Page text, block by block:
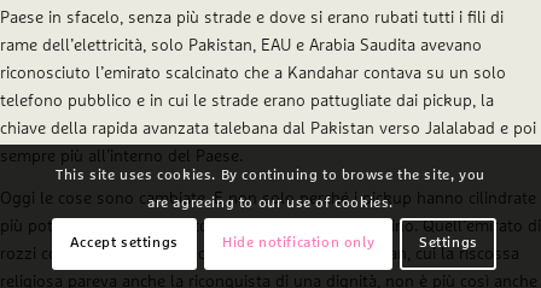
Paese in sfacelo, senza più strade e dove si erano rubati tutti i fili di
rame dell’elettricità, solo Pakistan, EAU e Arabia Saudita avevano
riconosciuto l’emirato scalcinato che a Kandahar contava su un solo
telefono pubblico e in cui le strade erano pattugliate dai pickup, la
chiave della rapida avanzata talebana dal Pakistan verso Jalalabad e poi
sempre più all’interno del Paese.
Oggi le cose sono cambiate. E non solo perché i pickup hanno cilindrate
più potenti o perché ogni combattente ha un telefonino. Quell’emirato di
rozzi contadini allevati nei campi profughi del Pakistan, cui la riscossa
religiosa pareva anche la riconquista di una dignità, non è più così anche
This site uses cookies. By continuing to browse the site, you
are agreeing to our use of cookies.
Accept settings Hide notification only Settings